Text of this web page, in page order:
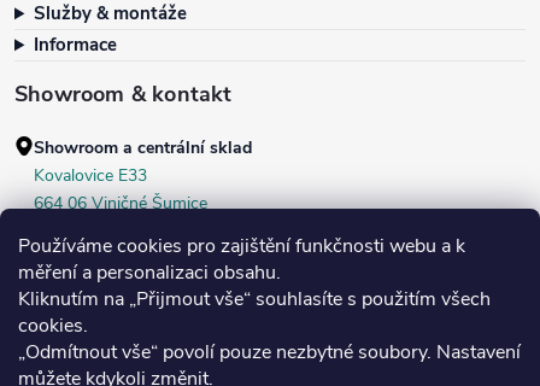
Používáme cookies pro zajištění funkčnosti webu a k
měření a personalizaci obsahu.
Kliknutím na „Přijmout vše“ souhlasíte s použitím všech
cookies.
„Odmítnout vše“ povolí pouze nezbytné soubory. Nastavení
můžete kdykoli změnit.
Služby & montáže
Informace
Showroom & kontakt
Showroom a centrální sklad
Kovalovice E33
664 06 Viničné Šumice
+420 604 536 499
Po–Pá:7:30–16:00
Středa:
Sobota:8:00–10:00